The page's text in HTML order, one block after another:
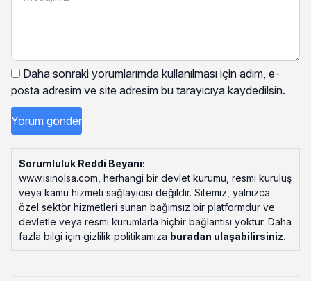
Daha sonraki yorumlarımda kullanılması için adım, e-
posta adresim ve site adresim bu tarayıcıya kaydedilsin.
Sorumluluk Reddi Beyanı:
www.isinolsa.com, herhangi bir devlet kurumu, resmi kuruluş
veya kamu hizmeti sağlayıcısı değildir. Sitemiz, yalnızca
özel sektör hizmetleri sunan bağımsız bir platformdur ve
devletle veya resmi kurumlarla hiçbir bağlantısı yoktur. Daha
fazla bilgi için gizlilik politikamıza buradan ulaşabilirsiniz.